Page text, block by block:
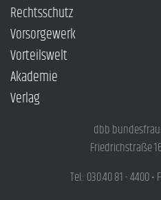
Rechtsschutz
Vorsorgewerk
Vorteilswelt
Akademie
Verlag
dbb
Friedrichstraße
Tel.: 030.40 81 - 4400 •